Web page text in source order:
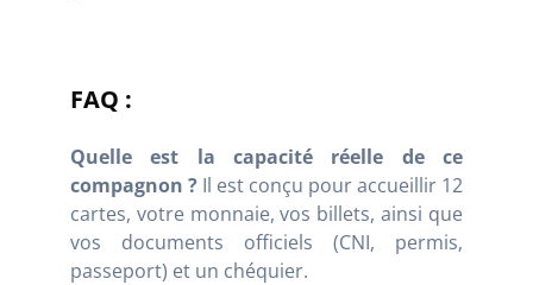
FAQ :
Quelle est la capacité réelle de ce
compagnon ? Il est conçu pour accueillir 12
cartes, votre monnaie, vos billets, ainsi que
vos documents officiels (CNI, permis,
passeport) et un chéquier.